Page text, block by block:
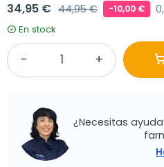
34,95 € 44,95 € -10,00 €
En stock
¿Necesitas